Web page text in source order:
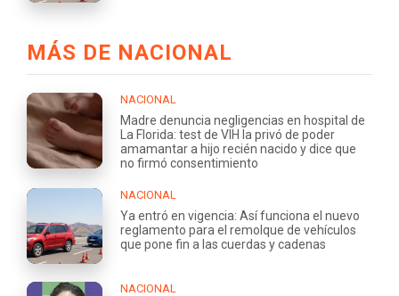
MÁS DE NACIONAL
NACIONAL
Madre denuncia negligencias en hospital de
La Florida: test de VIH la privó de poder
amamantar a hijo recién nacido y dice que
no firmó consentimiento
NACIONAL
Ya entró en vigencia: Así funciona el nuevo
reglamento para el remolque de vehículos
que pone fin a las cuerdas y cadenas
NACIONAL